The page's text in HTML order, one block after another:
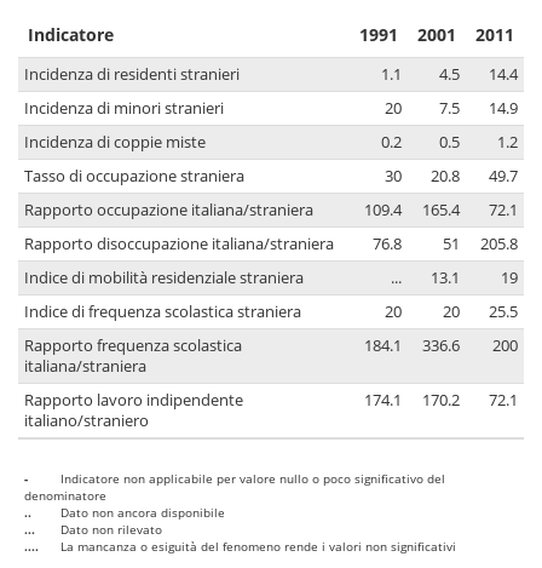
Indicatore 1991 2001 2011
Incidenza di residenti stranieri 1.1 4.5
14.4
Incidenza di minori stranieri
20 7.5
14.9
Incidenza di coppie miste
0.2 0.5
1.2
Tasso di occupazione straniera
30 20.8
49.7
Rapporto occupazione italiana/straniera
109.4 165.4
72.1
Rapporto disoccupazione italiana/straniera
76.8 51
205.8
Indice di mobilità residenziale straniera
... 13.1
19
Indice di frequenza scolastica straniera
20 20
25.5
Rapporto frequenza scolastica
italiana/straniera
184.1 336.6 200
Rapporto lavoro indipendente
italiano/straniero
174.1 170.2 72.1
-
Indicatore non applicabile per valore nullo o poco significativo del
denominatore
..
Dato non ancora disponibile
...
Dato non rilevato
....
La mancanza o esiguità del fenomeno rende i valori non significativi